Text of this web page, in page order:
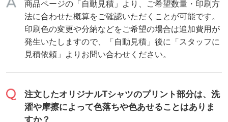
商品ページの「自動見積」より、ご希望数量・印刷方
法に合わせた概算をご確認いただくことが可能です。
印刷色の変更や分納などをご希望の場合は追加費用が
発生いたしますので、「自動見積」後に「スタッフに
見積依頼」よりお問い合わせください。
注文したオリジナルTシャツのプリント部分は、洗
濯や摩擦によって色落ちや色あせることはありま
すか？